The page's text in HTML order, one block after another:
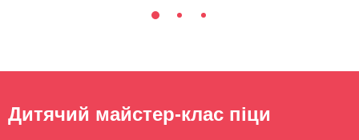
Дитячий майстер-клас піци